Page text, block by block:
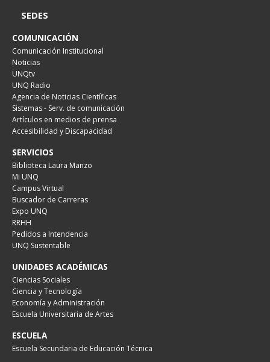
SEDES
COMUNICACIÓN
Comunicación Institucional
Noticias
UNQtv
UNQ Radio
Agencia de Noticias Científicas
Sistemas - Serv. de comunicación
Artículos en medios de prensa
Accesibilidad y Discapacidad
SERVICIOS
Biblioteca Laura Manzo
Mi UNQ
Campus Virtual
Buscador de Carreras
Expo UNQ
RRHH
Pedidos a Intendencia
UNQ Sustentable
UNIDADES ACADÉMICAS
Ciencias Sociales
Ciencia y Tecnología
Economía y Administración
Escuela Universitaria de Artes
ESCUELA
Escuela Secundaria de Educación Técnica